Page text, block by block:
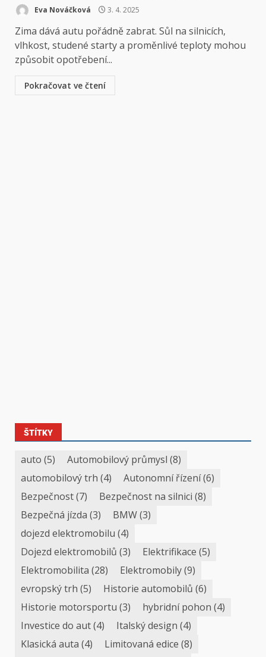
Eva Nováčková 3. 4. 2025
Zima dává autu pořádně zabrat. Sůl na silnicích,
vlhkost, studené starty a proměnlivé teploty mohou
způsobit opotřebení...
Pokračovat ve čtení
ŠTÍTKY
auto (5) Automobilový průmysl (8)
automobilový trh (4) Autonomní řízení(6)
Bezpečnost(7) Bezpečnost na silnici (8)
Bezpečná jízda (3) BMW(3)
dojezd elektromobilu (4)
Dojezd elektromobilů (3) Elektrifikace (5)
Elektromobilita (28) Elektromobily(9)
evropský trh (5) Historie automobilů (6)
Historie motorsportu (3) hybridní pohon (4)
Investice do aut(4) Italský design (4)
Klasická auta (4) Limitovaná edice (8)